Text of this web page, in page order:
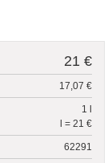
21 €
17,07 €
1 l
l = 21 €
62291